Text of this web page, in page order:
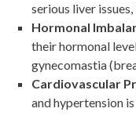
serious liver
Hormonal
their hormonal
gynecomastia
Cardiovascular
and hypertension